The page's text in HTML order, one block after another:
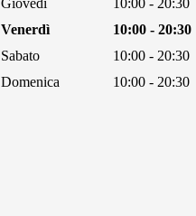
Venerdì
10:00 - 20:30
Sabato
10:00 - 20:30
Domenica
10:00 - 20:30